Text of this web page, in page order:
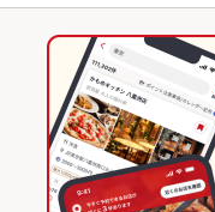
長野駅 × 居酒屋
長野駅 × 創作
長野 × 居酒屋
長野 × 創作
長野のグルメランキング
長野の居酒屋ランキング
長野市のグルメランキング
長野市の居酒屋ランキング